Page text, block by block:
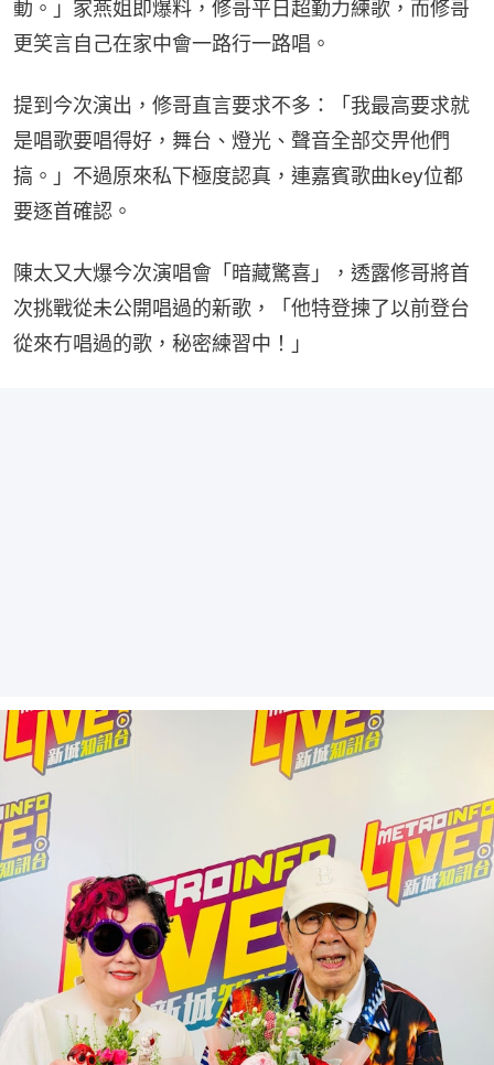
動。」家燕姐即爆料，修哥平日超勤力練歌，而修哥
更笑言自己在家中會一路行一路唱。
提到今次演出，修哥直言要求不多：「我最高要求就
是唱歌要唱得好，舞台、燈光、聲音全部交畀他們
搞。」不過原來私下極度認真，連嘉賓歌曲key位都
要逐首確認。
陳太又大爆今次演唱會「暗藏驚喜」，透露修哥將首
次挑戰從未公開唱過的新歌，「他特登揀了以前登台
從來冇唱過的歌，秘密練習中！」